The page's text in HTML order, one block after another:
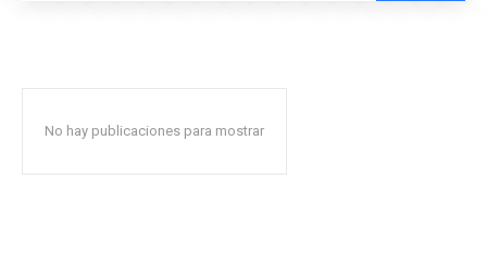
No hay publicaciones para mostrar